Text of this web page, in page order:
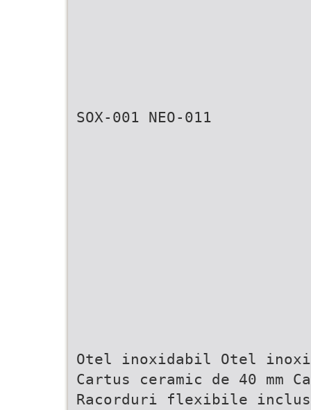
SOX-001 NEO-011
Otel inoxidabil Otel
Cartus ceramic de 40 mm
Racorduri flexibile